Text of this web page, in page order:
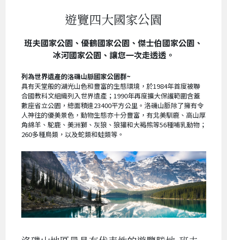
遊覽四大國家公園
班夫國家公園、優鶴國家公園、傑士伯國家公園、
冰河國家公園、讓您一次走透透。
列為世界遺產的洛磯山脈國家公園群~
具有天堂般的湖光山色和豐富的生態環境，於1984年首度被聯
合國教科文組織列入世界遺產；1990年再度擴大保護範圍含蓋
數座省立公園，總面積達23400平方公里。洛磯山脈除了擁有令
人神往的優美景色，動物生態亦十分豐富，有北美馴鹿、高山厚
角綿羊、駝鹿、美洲獅、灰狼、狼獾和大褐熊等56種哺乳動物；
260多種鳥類，以及蛇類和蛙類等。